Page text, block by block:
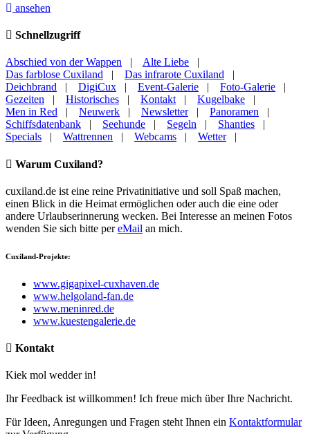
ansehen
Schnellzugriff
Abschied von der Wappen Alte Liebe
Das farblose Cuxiland
Das infrarote Cuxiland
Deichbrand
DigiCux Event-Galerie Foto-Galerie
Gezeiten
Historisches Kontakt| Kugelbake
Men in Red
Neuwerk Newsletter| Panoramen
Schiffsdatenbank
Seehunde Segeln Shanties
Specials
Wattrennen Webcams Wetter|
Warum Cuxiland?
cuxiland.de ist eine reine Privatinitiative und soll Spaß machen,
einen Blick in die Heimat ermöglichen oder auch die eine oder
andere Urlaubserinnerung wecken. Bei Interesse an meinen Fotos
wenden Sie sich bitte pereMail an mich.
Cuxiland-Projekte:
www.gigapixel-cuxhaven.de
www.helgoland-fan.de
www.meninred.de
www.kuestengalerie.de
Kontakt
Kiek mol wedder in!
Ihr Feedback ist willkommen! Ich freue mich über Ihre Nachricht.
Für Ideen, Anregungen und Fragen steht Ihnen ein Kontaktformular